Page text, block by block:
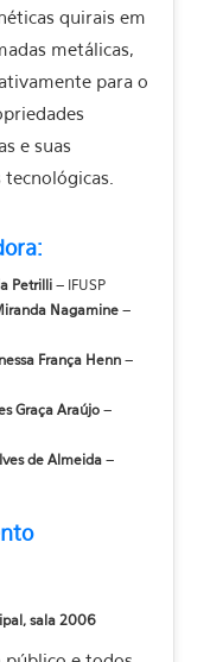
quirais em
metálicas,
para o
e suas
Petrilli – IFUSP
Nagamine –
França Henn –
Graça Araújo –
de Almeida –
sala 2006